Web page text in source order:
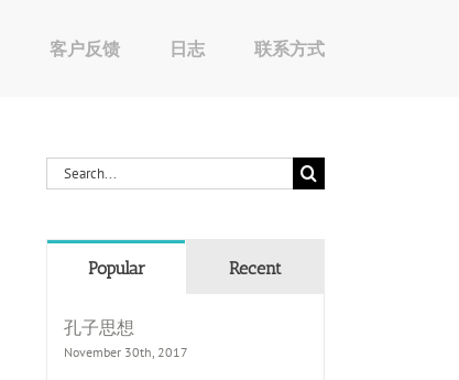
客户反馈 日志 联系方式
Search
for:
Popular Recent
孔子思想
November 30th, 2017